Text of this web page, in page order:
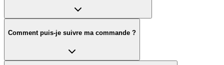
Comment puis-je suivre ma commande ?